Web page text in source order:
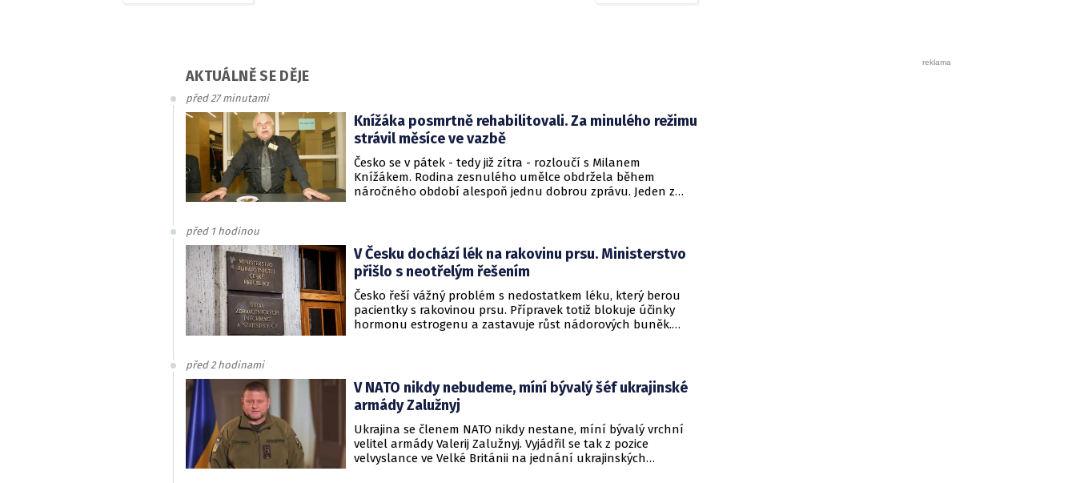
AKTUÁLNĚ SE DĚJE
před 27 minutami
Knížáka posmrtně rehabilitovali. Za minulého režimu
strávil měsíce ve vazbě
Česko se v pátek - tedy již zítra - rozloučí s Milanem
Knížákem. Rodina zesnulého umělce obdržela během
náročného období alespoň jednu dobrou zprávu. Jeden z
před 1 hodinou
V Česku dochází lék na rakovinu prsu. Ministerstvo
přišlo s neotřelým řešením
Česko řeší vážný problém s nedostatkem léku, který berou
pacientky s rakovinou prsu. Přípravek totiž blokuje účinky
hormonu estrogenu a zastavuje růst nádorových buněk.
před 2 hodinami
V NATO nikdy nebudeme, míní bývalý šéf ukrajinské
armády Zalužnyj
Ukrajina se členem NATO nikdy nestane, míní bývalý vrchní
velitel armády Valerij Zalužnyj. Vyjádřil se tak z pozice
velvyslance ve Velké Británii na jednání ukrajinských